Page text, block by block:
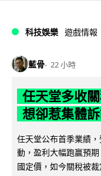
科技娛樂 遊戲情報
藍骨 22 小時
任天堂多收
想卻惹集體
任天堂公布首季業績
動，盈利大幅跑贏預
國定價，如今關稅被